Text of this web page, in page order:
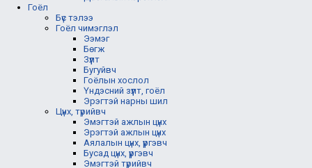
Гоёл
Бүс тэлээ
Гоёл чимэглэл
Ээмэг
Бөгж
Зүүлт
Бугуйвч
Гоёлын хослол
Үндэсний зүүлт, гоёл
Эрэгтэй нарны шил
Цүнх, түрийвч
Эмэгтэй ажлын цүнх
Эрэгтэй ажлын цүнх
Аялалын цүнх, үүргэвч
Бусад цүнх, үүргэвч
Эмэгтэй түрийвч